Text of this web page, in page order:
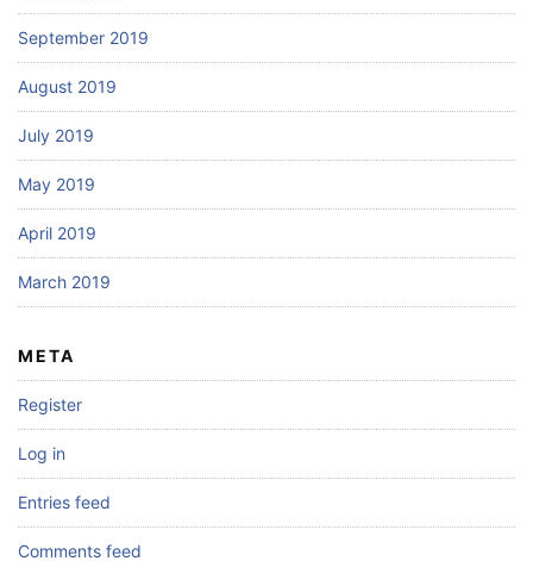
September 2019
August 2019
July 2019
May 2019
April 2019
March 2019
META
Register
Log in
Entries feed
Comments feed